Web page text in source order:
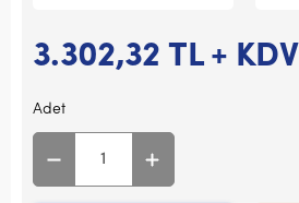
3.302,32 TL + KDV
Adet